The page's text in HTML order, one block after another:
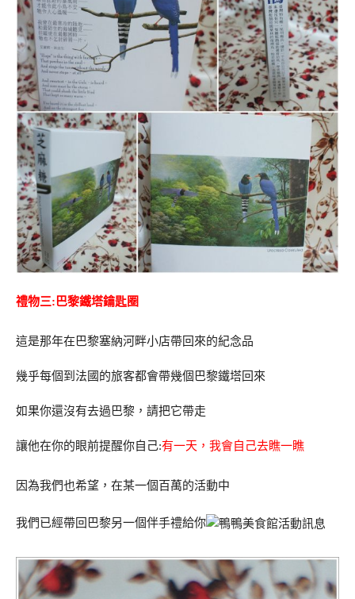
禮物三:巴黎鐵塔鑰匙圈
這是那年在巴黎塞納河畔小店帶回來的紀念品
幾乎每個到法國的旅客都會帶幾個巴黎鐵塔回來
如果你還沒有去過巴黎，請把它帶走
讓他在你的眼前提醒你自己:有一天，我會自己去瞧一瞧
因為我們也希望，在某一個百萬的活動中
我們已經帶回巴黎另一個伴手禮給你